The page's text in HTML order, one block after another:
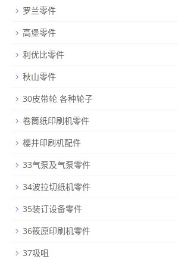
罗兰零件
高堡零件
利优比零件
秋山零件
30皮带轮 各种轮子
卷筒纸印刷机零件
樱井印刷机配件
33气泵及气泵零件
34波拉切纸机零件
35装订设备零件
36筱原印刷机零件
37吸咀